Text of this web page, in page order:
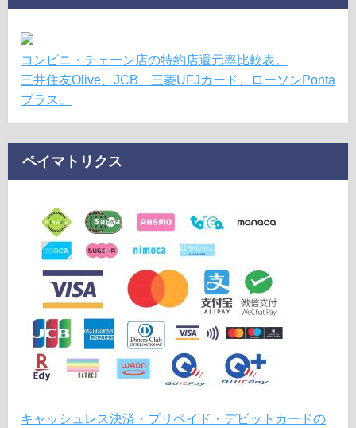
コンビニ・チェーン店の特約店還元率比較表。
三井住友Olive、JCB、三菱UFJカード、ローソンPonta
プラス。
ペイマトリクス
キャッシュレス決済・プリペイド・デビットカードの